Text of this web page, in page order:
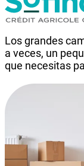
Los grandes
a veces, un
que necesitas